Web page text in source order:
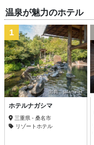
温泉が魅力のホテル
出典：jalan.net
1
ホテルナガシマ
三重県 - 桑名市
リゾートホテル